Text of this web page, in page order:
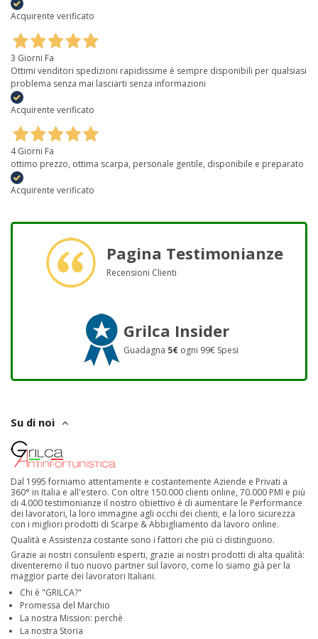
Acquirente verificato
3 Giorni Fa
Ottimi venditori spedizioni rapidissime è sempre disponibili per qualsiasi
problema senza mai lasciarti senza informazioni
Acquirente verificato
4 Giorni Fa
ottimo prezzo, ottima scarpa, personale gentile, disponibile e preparato
Acquirente verificato
Pagina Testimonianze
Recensioni Clienti
Grilca Insider
Guadagna 5€ ogni 99€ Spesi
Su di noi
Dal 1995 forniamo attentamente e costantemente Aziende e Privati a
360° in Italia e all'estero. Con oltre 150.000 clienti online, 70.000 PMI e più
di 4.000 testimonianze il nostro obiettivo è di aumentare le Performance
dei lavoratori, la loro immagine agli occhi dei clienti, e la loro sicurezza
con i migliori prodotti di Scarpe & Abbigliamento da lavoro online.
Qualità e Assistenza costante sono i fattori che più ci distinguono.
Grazie ai nostri consulenti esperti, grazie ai nostri prodotti di alta qualità:
diventeremo il tuo nuovo partner sul lavoro, come lo siamo già per la
maggior parte dei lavoratori Italiani.
Chi è "GRILCA?"
Promessa del Marchio
La nostra Mission: perchè
La nostra Storia